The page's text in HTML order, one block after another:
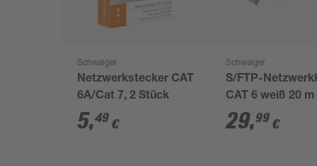
Schwaiger
Netzwerkstecker CAT
6A/Cat 7, 2 Stück
5,49 €
Schwaiger
S/FTP-
CAT 6 weiß 20 m
29,99 €